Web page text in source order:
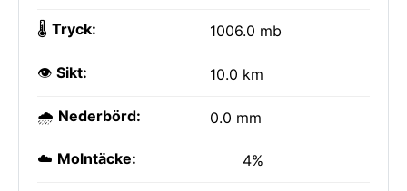
🌡️ Tryck: 1006.0 mb
👁️ Sikt: 10.0 km
🌧️ Nederbörd: 0.0 mm
☁️ Molntäcke: 4%